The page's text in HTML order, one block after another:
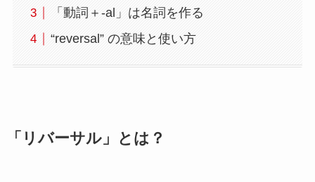
「動詞＋-al」は名詞を作る
“reversal” の意味と使い方
「リバーサル」とは？